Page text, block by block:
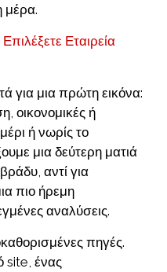
μέρα.
Εταιρεία
για μια πρώτη εικόνα:
οικονομικές ή
ή νωρίς το
μια δεύτερη ματιά
αντί για
πιο ήρεμη
αναλύσεις.
πηγές.
site, ένας